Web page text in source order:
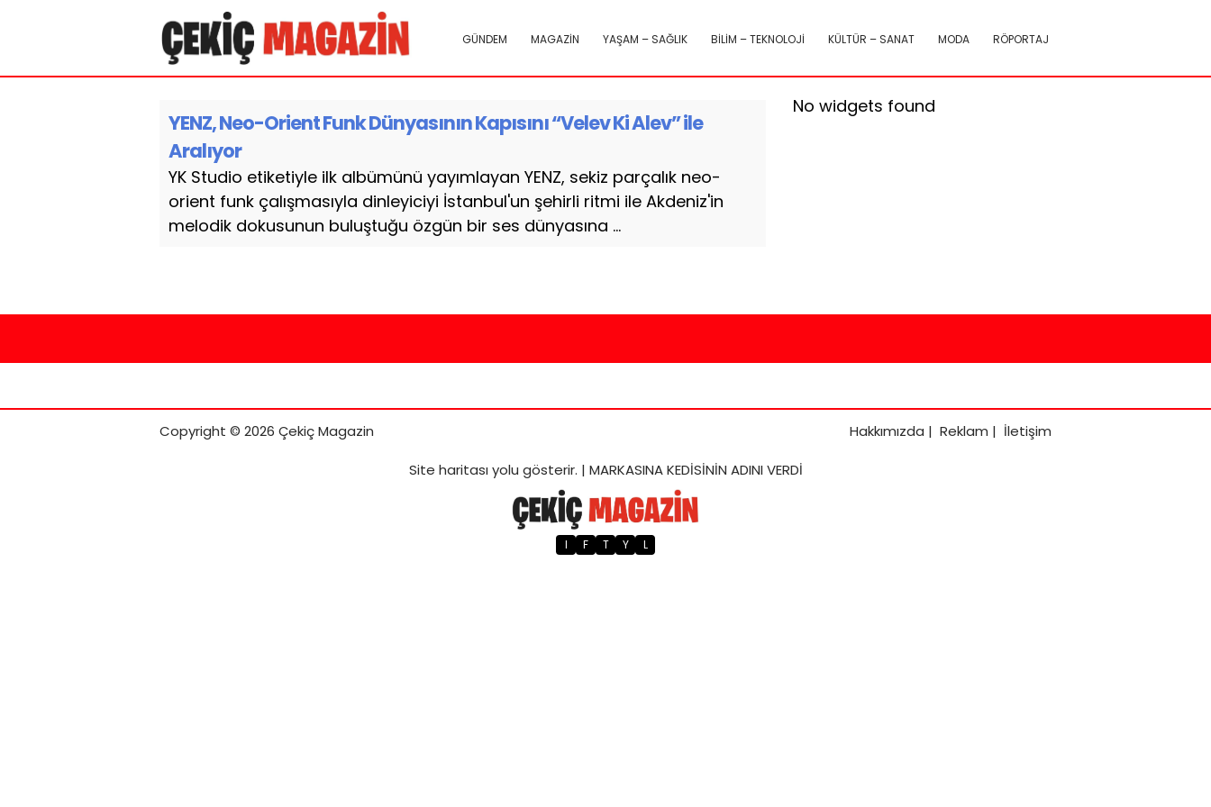
GÜNDEM MAGAZİN YAŞAM – SAĞLIK BİLİM – TEKNOLOJİ KÜLTÜR – SANAT MODA RÖPORTAJ
YENZ, Neo-Orient Funk Dünyasının Kapısını “Velev Ki Alev” ile
Aralıyor
YK Studio etiketiyle ilk albümünü yayımlayan YENZ, sekiz parçalık neo-
orient funk çalışmasıyla dinleyiciyi İstanbul'un şehirli ritmi ile Akdeniz'in
melodik dokusunun buluştuğu özgün bir ses dünyasına ...
No widgets found
Copyright © 2026 Çekiç Magazin Hakkımızda | Reklam | İletişim
Site haritasıyolu gösterir. | MARKASINA KEDİSİNİN ADINI VERDİ
I F T Y L